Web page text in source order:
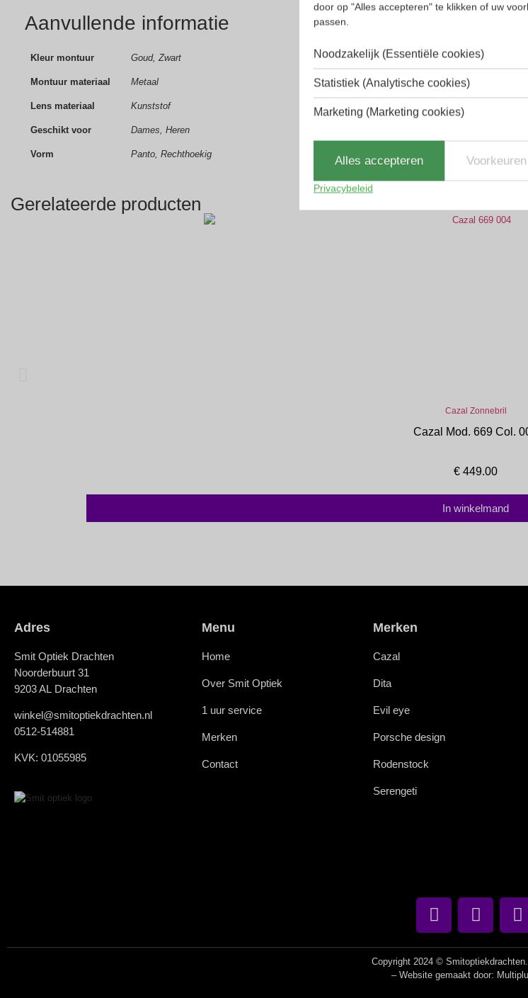
Aanvullende informatie
Kleur montuur Goud, Zwart
Montuur materiaal Metaal
Lens materiaal Kunststof
Geschikt voor Dames, Heren
Vorm Panto, Rechthoekig
Gerelateerde producten
Cazal Zonnebril
Cazal Mod. 669 Col.
€ 449.00
In winkelmand
Adres
Smit Optiek Drachten
Noorderbuurt 31
9203 AL Drachten
winkel@smitoptiekdrachten.nl
0512-514881
KVK: 01055985
Menu
Home
Over Smit Optiek
1 uur service
Merken
Contact
Merken
Cazal
Dita
Evil eye
Porsche design
Rodenstock
Serengeti
Copyright 2024 ©
– Website gemaakt door:
door op "Alles accepteren" te klikken of uw
passen.
Noodzakelijk (Essentiële cookies)
Statistiek (Analytische cookies)
Marketing (Marketing cookies)
Alles accepteren
Privacybeleid